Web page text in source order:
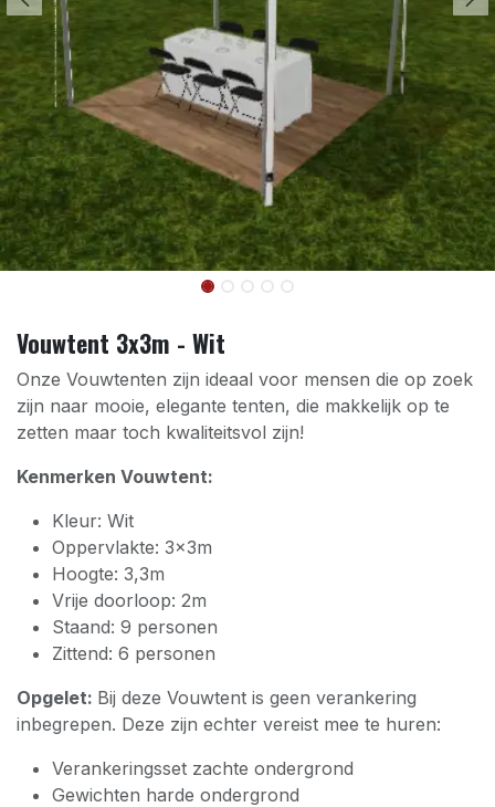
Vouwtent 3x3m - Wit
Onze Vouwtenten zijn ideaal voor mensen die op zoek
zijn naar mooie, elegante tenten, die makkelijk op te
zetten maar toch kwaliteitsvol zijn!
Kenmerken Vouwtent:
Kleur: Wit
Oppervlakte: 3x3m
Hoogte: 3,3m
Vrije doorloop: 2m
Staand: 9 personen
Zittend: 6 personen
Opgelet: Bij deze Vouwtent is geen verankering
inbegrepen. Deze zijn echter vereist mee te huren:
Verankeringsset zachte ondergrond
Gewichten harde ondergrond